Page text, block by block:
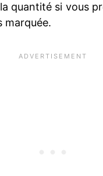
la quantité si vous
marquée.